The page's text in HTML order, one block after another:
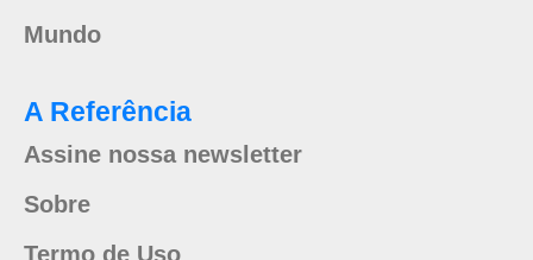
Mundo
A Referência
Assine nossa newsletter
Sobre
Termo de Uso